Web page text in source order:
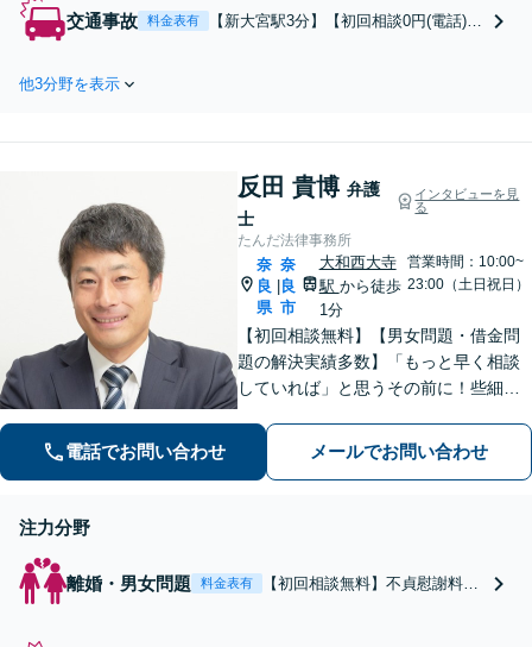
談は毎月100件以上、
倫相談は初回0円】
【奈良県全域対応】
交通事故 料金表有
【新大宮駅3分】【初回相談0円(電話)】
相談でご契約まで対応可/来所不要】
他3分野を表示
反田 貴博 弁護
士
インタビューを見
る
たんだ法律事務所
奈
良
県
奈
良
市
大和西大寺
駅 から徒歩
1分
営業時間：10:00~
23:00（土日祝日）
【初回相談無料】【男女問題・借金問
題の解決実績多数】「もっと早く相談
していれば」と思うその前に！些細な
者さまと密に連絡を取り、納得できる
解決を目指します【大和西大寺駅1分】
電話でお問い合わせ メールでお問い合わせ
注力分野
離婚・男女問題 料金表有
【初回相談無料】不貞慰謝料・